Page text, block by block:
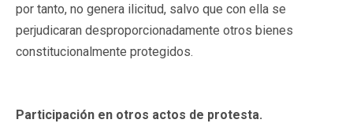
por tanto, no genera ilicitud, salvo que con ella se
perjudicaran desproporcionadamente otros bienes
constitucionalmente protegidos.
Participación en otros actos de protesta.